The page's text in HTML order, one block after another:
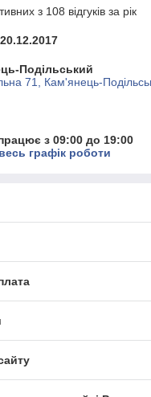
з 108 відгуків за рік
Подільський
71, Кам'янець-
з 09:00 до 19:00
графік роботи